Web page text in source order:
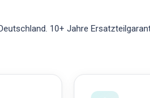
10+ Jahre